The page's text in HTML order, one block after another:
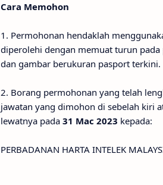
Cara Memohon
1. Permohonan hendaklah
diperolehi dengan memuat turun
dan gambar berukuran pasport terkini.
2. Borang permohonan yang telah
jawatan yang dimohon di sebelah kiri
lewatnya pada 31 Mac 2023 kepada:
PERBADANAN HARTA INTELEK